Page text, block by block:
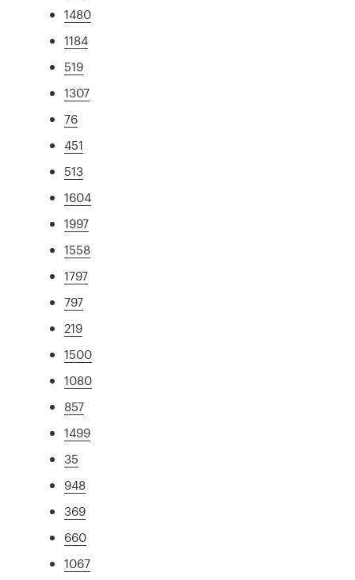
1480
1184
519
1307
76
451
513
1604
1997
1558
1797
797
219
1500
1080
857
1499
35
948
369
660
1067